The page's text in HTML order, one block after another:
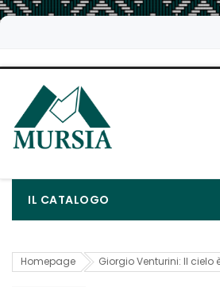
IL CATALOGO
Homepage Giorgio Venturini: Il